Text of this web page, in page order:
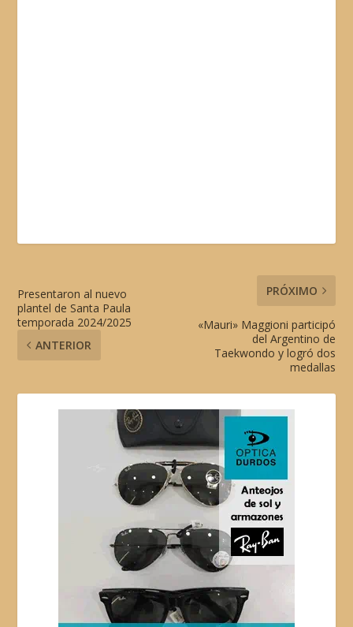
Presentaron al nuevo
plantel de Santa Paula
temporada 2024/2025
ANTERIOR
PRÓXIMO
«Mauri» Maggioni participó
del Argentino de
Taekwondo y logró dos
medallas